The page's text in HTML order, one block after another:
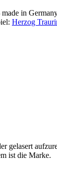
in
Herzog
gelasert
ist die Marke.